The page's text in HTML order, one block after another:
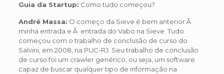
Guia da Startup: Como tudo começou?
André Massa: O começo da Sieve é bem anterior Ã
minha entrada e Ã entrada do Vabo na Sieve. Tudo
começou com o trabalho de conclusão de curso do
Salvini, em 2008, na PUC-RJ. Seu trabalho de conclusão
de curso foi um crawler genérico, ou seja, um software
capaz de buscar qualquer tipo de informação na